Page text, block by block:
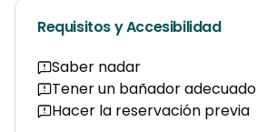
Requisitos y Accesibilidad
Saber nadar
Tener un bañador adecuado
Hacer la reservación previa